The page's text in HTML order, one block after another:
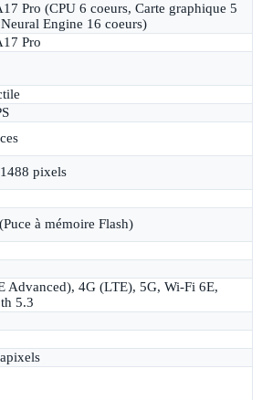
Pro (CPU 6 coeurs, Carte graphique 5
Engine 16 coeurs)
Pro
pixels
à mémoire Flash)
Advanced), 4G (LTE), 5G, Wi-Fi 6E,
5.3